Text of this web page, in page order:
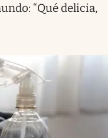
“Qué delicia,